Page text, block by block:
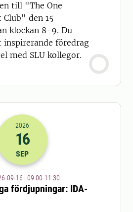
till "The One
Club" den 15
klockan 8-9. Du
föredrag
med SLU kollegor.
2026-16-09 07:00
2026
16
SEP
09-16 | 09.00-11.30
fördjupningar: IDA-